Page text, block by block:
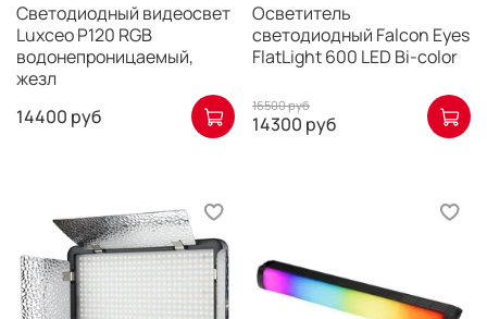
Светодиодный видеосвет
Luxceo P120 RGB
водонепроницаемый,
жезл
14400 руб
Осветитель
светодиодный Falcon Eyes
FlatLight 600 LED Bi-color
16500 руб
14300 руб